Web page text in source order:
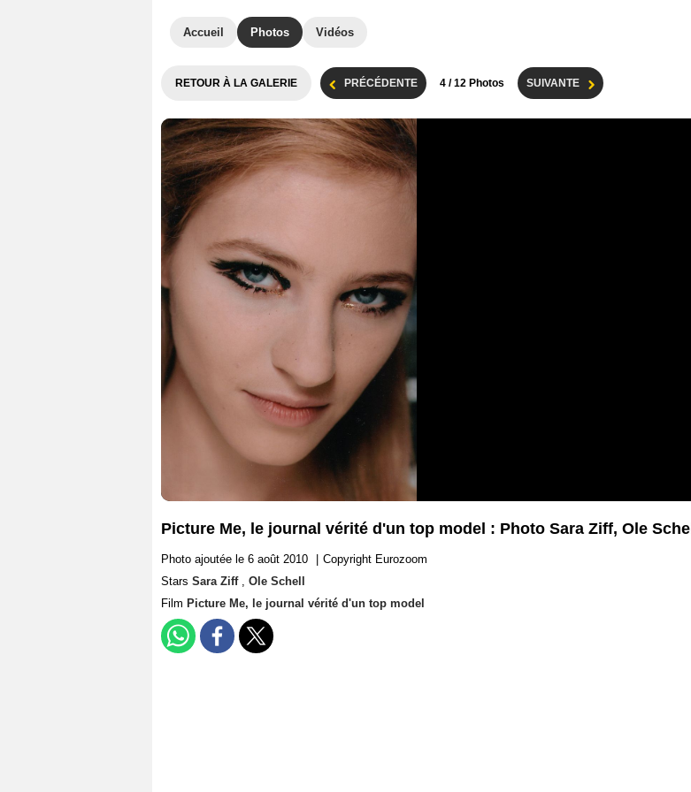
Accueil Photos Vidéos
RETOUR À LA GALERIE PRÉCÉDENTE 4 / 12 Photos SUIVANTE
Picture Me, le journal vérité d'un top model : Photo Sara Ziff, Ole Schell
Photo ajoutée le 6 août 2010
Copyright Eurozoom
Stars Sara Ziff , Ole Schell
Film Picture Me, le journal vérité d'un top model